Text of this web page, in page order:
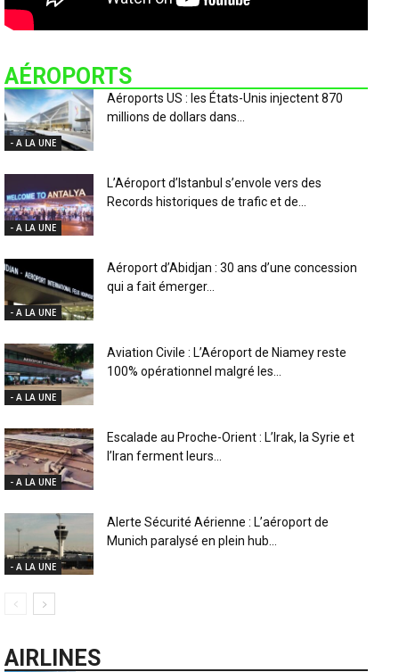
AÉROPORTS
- A LA UNE
Aéroports US : les États-Unis injectent 870
millions de dollars dans...
- A LA UNE
L’Aéroport d’Istanbul s’envole vers des
Records historiques de trafic et de...
- A LA UNE
Aéroport d’Abidjan : 30 ans d’une concession
qui a fait émerger...
- A LA UNE
Aviation Civile : L’Aéroport de Niamey reste
100% opérationnel malgré les...
- A LA UNE
Escalade au Proche-Orient : L’Irak, la Syrie et
l’Iran ferment leurs...
- A LA UNE
Alerte Sécurité Aérienne : L’aéroport de
Munich paralysé en plein hub...
AIRLINES